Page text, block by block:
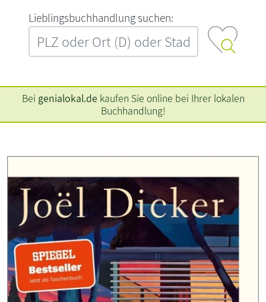
L‍i‍e‍b‍l‍i‍n‍g‍s‍b‍u‍c‍h‍h‍a‍n‍d‍l‍u‍n‍g‍ ‍s‍u‍c‍h‍e‍n‍:‍
Bei genialokal.de kaufen Sie online bei Ihrer lokalen
Buchhandlung!